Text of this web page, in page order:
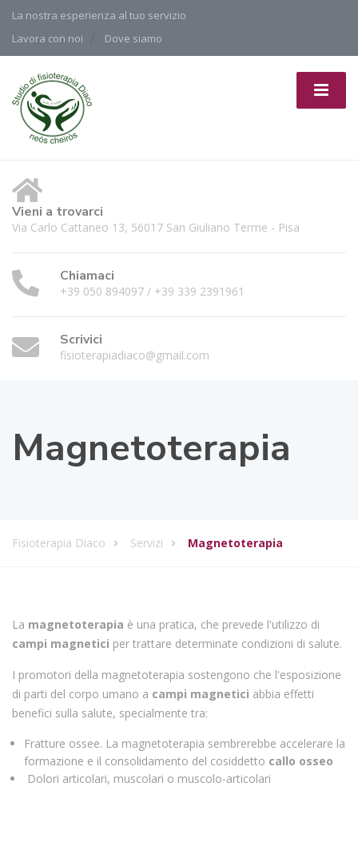
La nostra esperienza al tuo servizio
Lavora con noi
Dove siamo
Vieni a trovarci
Via Carlo Cattaneo 13, 56017 San Giuliano Terme - Pisa
Chiamaci
+39 050 894097 / +39 339 2391961
Scrivici
fisioterapiadiaco@gmail.com
Magnetoterapia
Fisioterapia Diaco Servizi Magnetoterapia
La magnetoterapia è una pratica, che prevede l'utilizzo di
campi magnetici per trattare determinate condizioni di salute.
I promotori della magnetoterapia sostengono che l'esposizione
di parti del corpo umano a campi magnetici abbia effetti
benefici sulla salute, specialmente tra:
Fratture ossee. La magnetoterapia sembrerebbe accelerare la
formazione e il consolidamento del cosiddetto callo osseo
Dolori articolari, muscolari o muscolo-articolari